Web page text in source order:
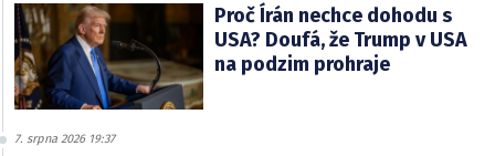
Proč Írán nechce dohodu s
USA? Doufá, že Trump v USA
na podzim prohraje
7. srpna 2026 19:37